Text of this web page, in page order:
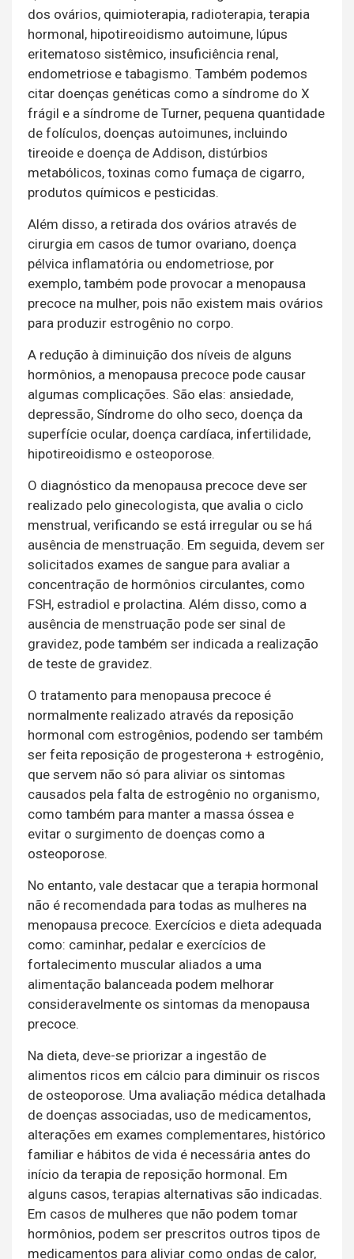
dos ovários, quimioterapia, radioterapia, terapia
hormonal, hipotireoidismo autoimune, lúpus
eritematoso sistêmico, insuficiência renal,
endometriose e tabagismo. Também podemos
citar doenças genéticas como a síndrome do X
frágil e a síndrome de Turner, pequena quantidade
de folículos, doenças autoimunes, incluindo
tireoide e doença de Addison, distúrbios
metabólicos, toxinas como fumaça de cigarro,
produtos químicos e pesticidas.
Além disso, a retirada dos ovários através de
cirurgia em casos de tumor ovariano, doença
pélvica inflamatória ou endometriose, por
exemplo, também pode provocar a menopausa
precoce na mulher, pois não existem mais ovários
para produzir estrogênio no corpo.
A redução à diminuição dos níveis de alguns
hormônios, a menopausa precoce pode causar
algumas complicações. São elas: ansiedade,
depressão, Síndrome do olho seco, doença da
superfície ocular, doença cardíaca, infertilidade,
hipotireoidismo e osteoporose.
O diagnóstico da menopausa precoce deve ser
realizado pelo ginecologista, que avalia o ciclo
menstrual, verificando se está irregular ou se há
ausência de menstruação. Em seguida, devem ser
solicitados exames de sangue para avaliar a
concentração de hormônios circulantes, como
FSH, estradiol e prolactina. Além disso, como a
ausência de menstruação pode ser sinal de
gravidez, pode também ser indicada a realização
de teste de gravidez.
O tratamento para menopausa precoce é
normalmente realizado através da reposição
hormonal com estrogênios, podendo ser também
ser feita reposição de progesterona + estrogênio,
que servem não só para aliviar os sintomas
causados pela falta de estrogênio no organismo,
como também para manter a massa óssea e
evitar o surgimento de doenças como a
osteoporose.
No entanto, vale destacar que a terapia hormonal
não é recomendada para todas as mulheres na
menopausa precoce. Exercícios e dieta adequada
como: caminhar, pedalar e exercícios de
fortalecimento muscular aliados a uma
alimentação balanceada podem melhorar
consideravelmente os sintomas da menopausa
precoce.
Na dieta, deve-se priorizar a ingestão de
alimentos ricos em cálcio para diminuir os riscos
de osteoporose. Uma avaliação médica detalhada
de doenças associadas, uso de medicamentos,
alterações em exames complementares, histórico
familiar e hábitos de vida é necessária antes do
início da terapia de reposição hormonal. Em
alguns casos, terapias alternativas são indicadas.
Em casos de mulheres que não podem tomar
hormônios, podem ser prescritos outros tipos de
medicamentos para aliviar como ondas de calor,